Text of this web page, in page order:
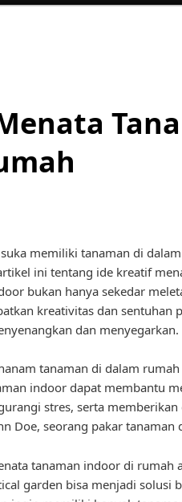
memiliki tanaman di
ini tentang ide kreatif
bukan hanya sekedar
kreativitas dan sentuhan
dan menyegarkan.
tanaman di dalam
indoor dapat membantu
stres, serta
Doe, seorang pakar tanaman
tanaman indoor di rumah
garden bisa menjadi solusi